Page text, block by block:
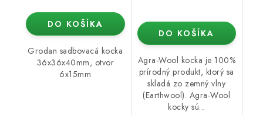
DO KOŠÍKA
Grodan sadbovacá kocka
36x36x40mm, otvor
6x15mm
DO KOŠÍKA
Agra-Wool kocka je 100%
prírodný produkt, ktorý sa
skladá zo zemný vlny
(Earthwool). Agra-Wool
kocky sú...